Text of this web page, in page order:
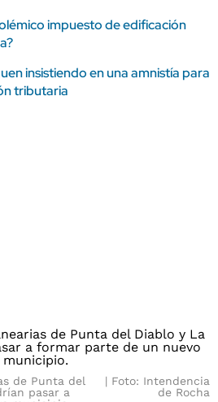
impuesto de edificación
insistiendo en una amnistía para
tributaria
de Punta del
pasar a
Foto: Intendencia
de Rocha